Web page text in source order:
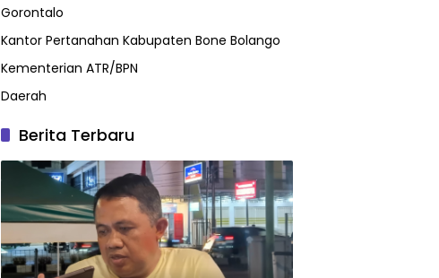
Gorontalo
Kantor Pertanahan Kabupaten Bone Bolango
Kementerian ATR/BPN
Daerah
Berita Terbaru